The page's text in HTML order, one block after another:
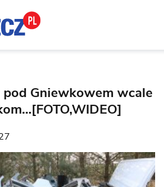
Gniewkowem wcale